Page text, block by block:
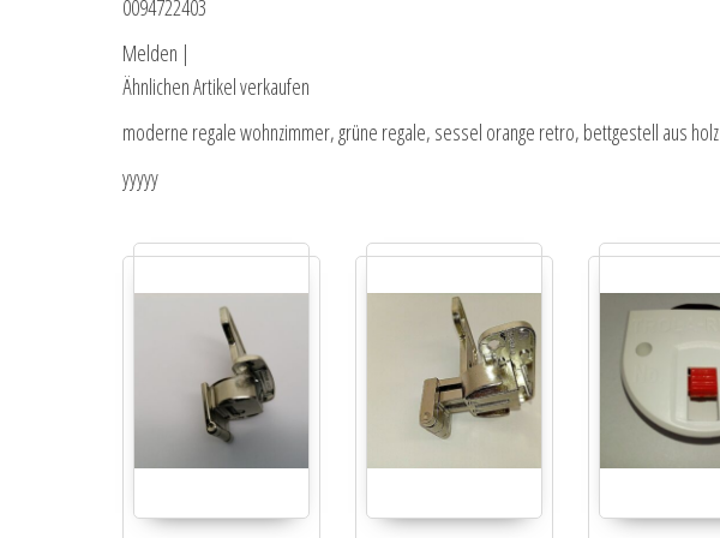
0094722403
Melden |
Ähnlichen Artikel verkaufen
moderne regale wohnzimmer, grüne regale, sessel orange retro, bettgestell aus holz
yyyyy